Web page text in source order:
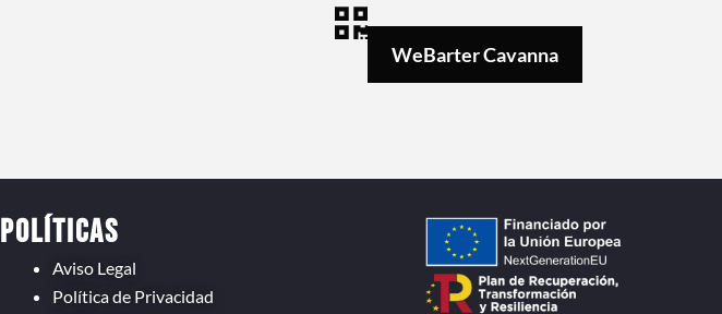
WeBarter Cavanna
Políticas
Aviso Legal
Política de Privacidad